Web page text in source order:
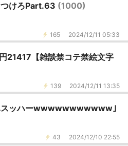
けろPart.63 (1000)
165 2024/12/11 05:33
21417【雑談禁コテ禁絵文字
139 2024/12/11 13:35
スッハーwwwwwwwwwww｣
43 2024/12/10 22:55